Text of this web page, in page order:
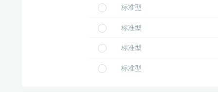
标准型
标准型
标准型
标准型